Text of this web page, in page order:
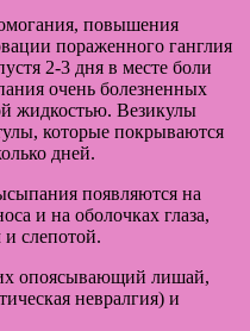
повышения
пораженного ганглия
2-3 дня в месте боли
очень болезненных
жидкостью. Везикулы
которые покрываются
дней.
появляются на
и на оболочках глаза,
и слепотой.
опоясывающий лишай,
невралгия) и